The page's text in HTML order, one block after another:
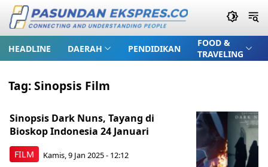
HEADLINE DAERAH PENDIDIKAN
FOOD &
TRAVELING
Tag:Sinopsis Film
FILM
Sinopsis Dark Nuns, Tayang di
Bioskop Indonesia 24 Januari
Kamis, 9 Jan 2025 - 12:12